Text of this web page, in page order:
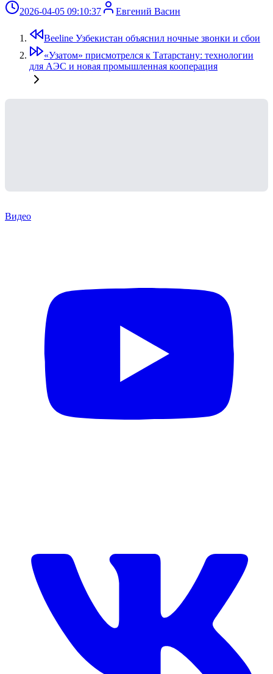
2026-04-05 09:10:37
Евгений Васин
Beeline Узбекистан объяснил ночные звонки и сбои
«Узатом» присмотрелся к Татарстану: технологии
для АЭС и новая промышленная кооперация
Видео